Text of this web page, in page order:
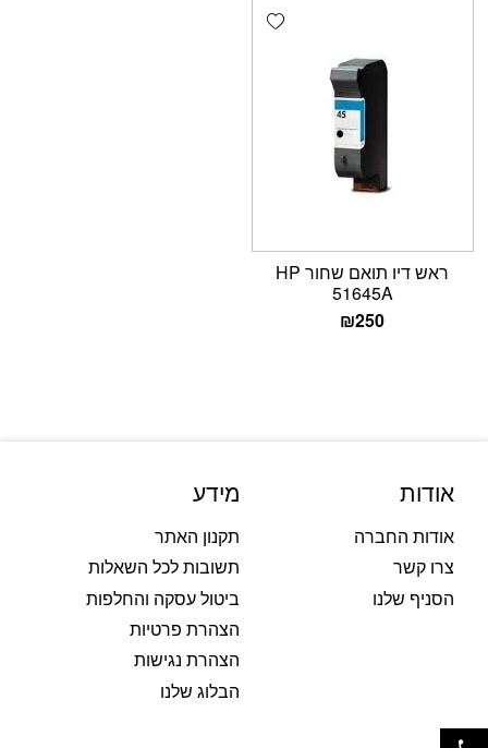
Add wishlist
ראש דיו תואם שחור HP
51645A
₪250
אודות
אודות החברה
צרו קשר
הסניף שלנו
מידע
תקנון האתר
תשובות לכל השאלות
ביטול עסקה והחלפות
הצהרת פרטיות
הצהרת נגישות
הבלוג שלנו
פתח סרגל נגישות